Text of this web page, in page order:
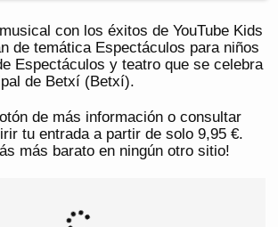
con los éxitos de YouTube Kids
de temática Espectáculos para niños
Espectáculos y teatro que se celebra
de Betxí (Betxí).
de más información o consultar
tu entrada a partir de solo 9,95 €.
más barato en ningún otro sitio!